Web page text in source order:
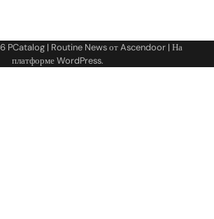
PCatalog | Routine News отAscendoor | На
платформеWordPress.